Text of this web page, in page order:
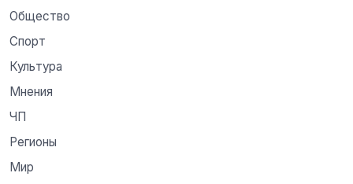
Общество
Спорт
Культура
Мнения
ЧП
Регионы
Мир